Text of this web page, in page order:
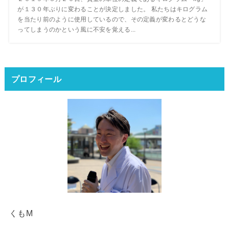
が１３０年ぶりに変わることが決定しました。 私たちはキログラム
を当たり前のように使用しているので、その定義が変わるとどうな
ってしまうのかという風に不安を覚える...
プロフィール
くもM